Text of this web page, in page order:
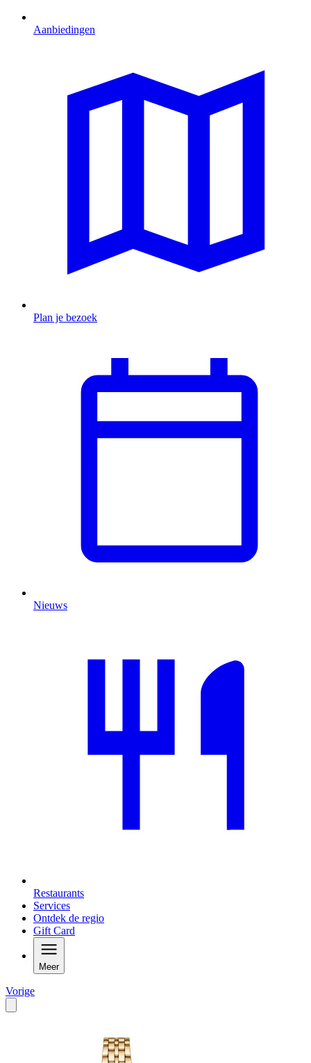
Aanbiedingen
Plan je bezoek
Nieuws
Restaurants
Services
Ontdek de regio
Gift Card
Meer
Vorige